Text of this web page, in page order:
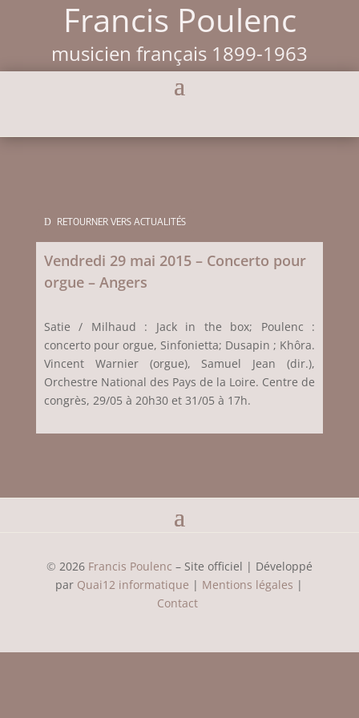
Francis Poulenc
musicien français 1899-1963
RETOURNER VERS ACTUALITÉS
Vendredi 29 mai 2015 – Concerto pour
orgue – Angers
Satie / Milhaud : Jack in the box; Poulenc :
concerto pour orgue, Sinfonietta; Dusapin ; Khôra.
Vincent Warnier (orgue), Samuel Jean (dir.),
Orchestre National des Pays de la Loire. Centre de
congrès, 29/05 à 20h30 et 31/05 à 17h.
© 2026 Francis Poulenc – Site officiel | Développé
par Quai12 informatique | Mentions légales |
Contact